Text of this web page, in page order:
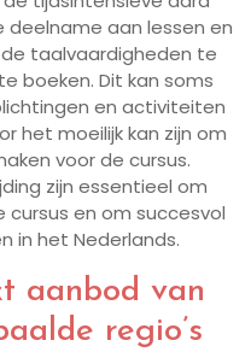
aan lessen en
taalvaardigheden te
boeken. Dit kan soms
en activiteiten
het moeilijk kan zijn om
voor de cursus.
zijn essentieel om
en om succesvol
in het Nederlands.
aanbod van
regio’s